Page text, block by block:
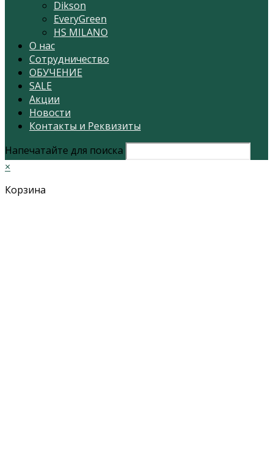
Dikson
EveryGreen
HS MILANO
О нас
Сотрудничество
ОБУЧЕНИЕ
SALE
Акции
Новости
Контакты и Реквизиты
Напечатайте для поиска
×
Корзина